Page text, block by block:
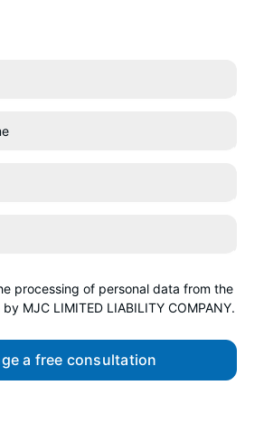
processing of personal data from the
MJC LIMITED LIABILITY COMPANY.
a free consultation